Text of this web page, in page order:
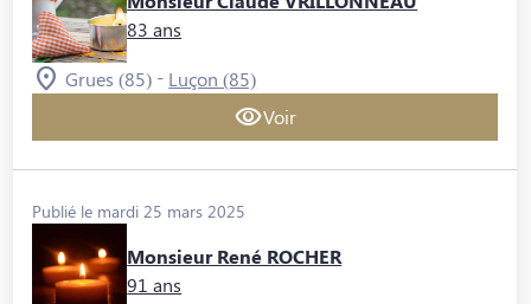
83 ans
Grues (85) - Luçon (85)
Voir
Publié le mardi 25 mars 2025
Monsieur René ROCHER
91 ans